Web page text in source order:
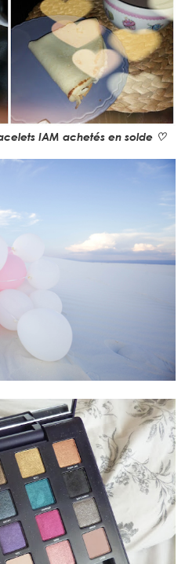
IAM achetés en solde ♡